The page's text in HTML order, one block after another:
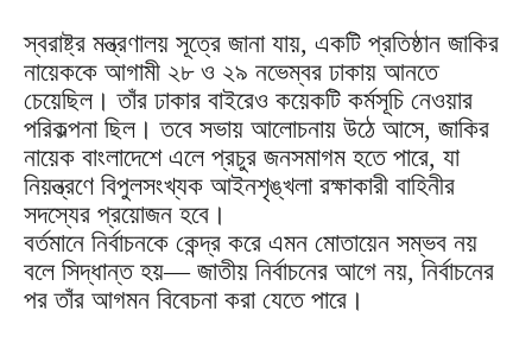
স্বরাষ্ট্র মন্ত্রণালয় সূত্রে জানা যায়, একটি প্রতিষ্ঠান জাকির
নায়েককে আগামী ২৮ ও ২৯ নভেম্বর ঢাকায় আনতে
চেয়েছিল। তাঁর ঢাকার বাইরেও কয়েকটি কর্মসূচি নেওয়ার
পরিকল্পনা ছিল। তবে সভায় আলোচনায় উঠে আসে, জাকির
নায়েক বাংলাদেশে এলে প্রচুর জনসমাগম হতে পারে, যা
নিয়ন্ত্রণে বিপুলসংখ্যক আইনশৃঙ্খলা রক্ষাকারী বাহিনীর
সদস্যের প্রয়োজন হবে।
বর্তমানে নির্বাচনকে কেন্দ্র করে এমন মোতায়েন সম্ভব নয়
বলে সিদ্ধান্ত হয়— জাতীয় নির্বাচনের আগে নয়, নির্বাচনের
পর তাঁর আগমন বিবেচনা করা যেতে পারে।